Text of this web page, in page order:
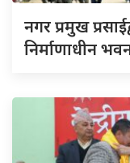
नगर प्रमुख
निर्माणाधीन